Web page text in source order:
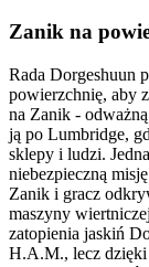
Zanik na
Rada Dorgeshuun
powierzchnię, aby
na Zanik -
ją po Lumbridge,
sklepy i ludzi.
niebezpieczną
Zanik i gracz
maszyny
zatopienia jaskiń
H.A.M., lecz dzięki